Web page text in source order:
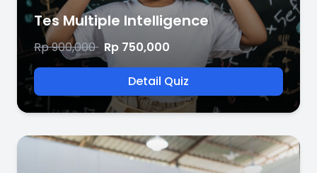
Tes Multiple Intelligence
Rp 900,000 Rp 750,000
Detail Quiz